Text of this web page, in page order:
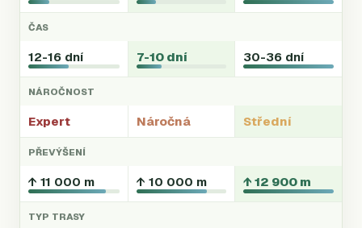
ČAS
12-16 dní 7-10 dní 30-36 dní
NÁROČNOST
Expert Náročná Střední
PŘEVÝŠENÍ
↑ 11 000 m ↑ 10 000 m ↑ 12 900 m
TYP TRASY